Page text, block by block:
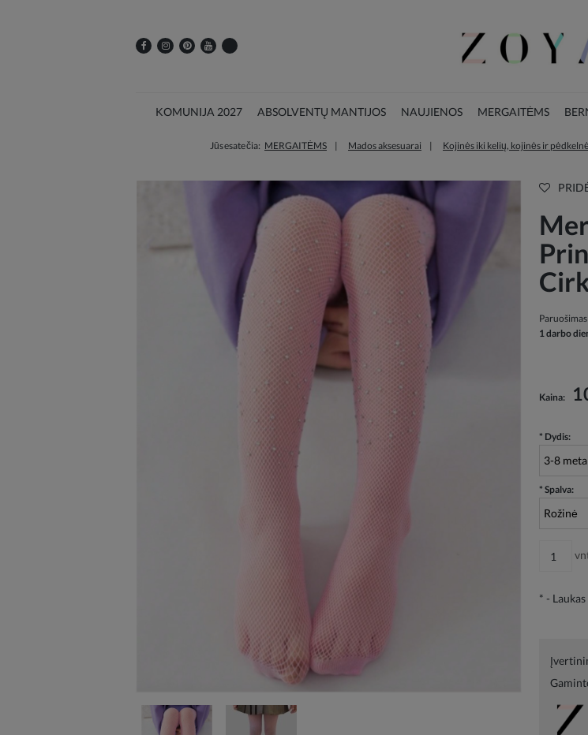
KOMUNIJA 2027 ABSOLVENTŲ MANTIJOS NAUJIENOS MERGAITĖMS
Jūs esate čia: MERGAITĖMS Mados aksesuarai Kojinės iki kelių, kojinės ir
1 darbo
išlaidosKaina:
* Dydis:
* Spalva:
* -